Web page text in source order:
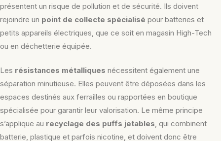
présentent un risque de pollution et de sécurité. Ils doivent
rejoindre un point de collecte spécialisé pour batteries et
petits appareils électriques, que ce soit en magasin High-Tech
ou en déchetterie équipée.
Les résistances métalliques nécessitent également une
séparation minutieuse. Elles peuvent être déposées dans les
espaces destinés aux ferrailles ou rapportées en boutique
spécialisée pour garantir leur valorisation. Le même principe
s’applique au recyclage des puffs jetables, qui combinent
batterie, plastique et parfois nicotine, et doivent donc être